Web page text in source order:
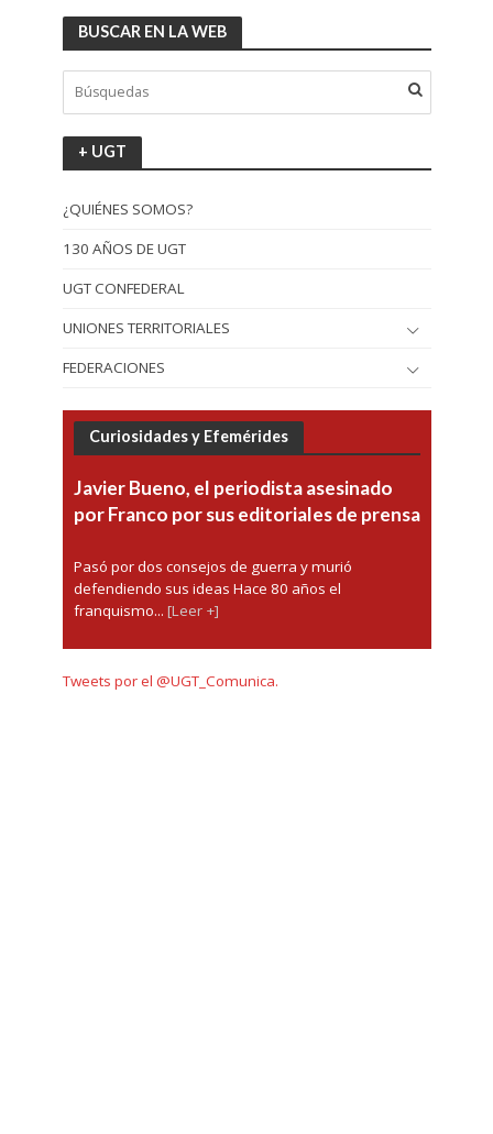
BUSCAR EN LA WEB
+ UGT
¿QUIÉNES SOMOS?
130 AÑOS DE UGT
UGT CONFEDERAL
UNIONES TERRITORIALES
FEDERACIONES
Curiosidades y Efemérides
Javier Bueno, el periodista asesinado
por Franco por sus editoriales de prensa
Pasó por dos consejos de guerra y murió
defendiendo sus ideas Hace 80 años el
franquismo... [Leer +]
Tweets por el @UGT_Comunica.